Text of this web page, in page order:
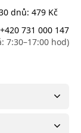
dnů: 479 Kč
+420 731 000 147
7:30–17:00 hod)